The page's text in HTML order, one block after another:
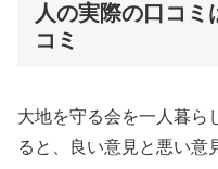
人の実際の口コミ
コミ
大地を守る会を一人暮ら
ると、良い意見と悪い意